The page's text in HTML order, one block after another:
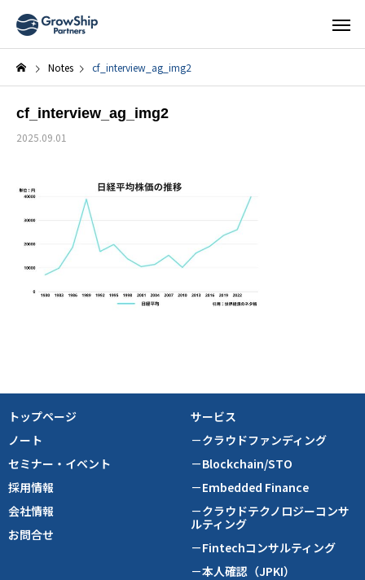
Notes cf_interview_ag_img2
cf_interview_ag_img2
2025.09.01
トップページ
ノート
セミナー・イベント
採用情報
会社情報
お問合せ
サービス
－クラウドファンディング
－Blockchain/STO
－Embedded Finance
－クラウドテクノロジーコンサ
ルティング
－Fintechコンサルティング
－本人確認（JPKI）